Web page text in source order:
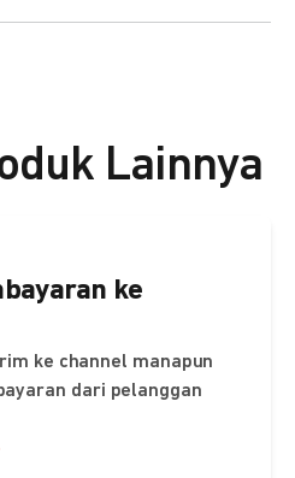
Lainnya
ke
ke channel manapun
dari pelanggan